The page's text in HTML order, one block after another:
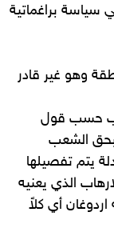
براغماتية
وهو غير قادر
حسب قول
بحق الشعب
يتم تفصيلها
الذي يعنيه
اردوغان أي كلاً